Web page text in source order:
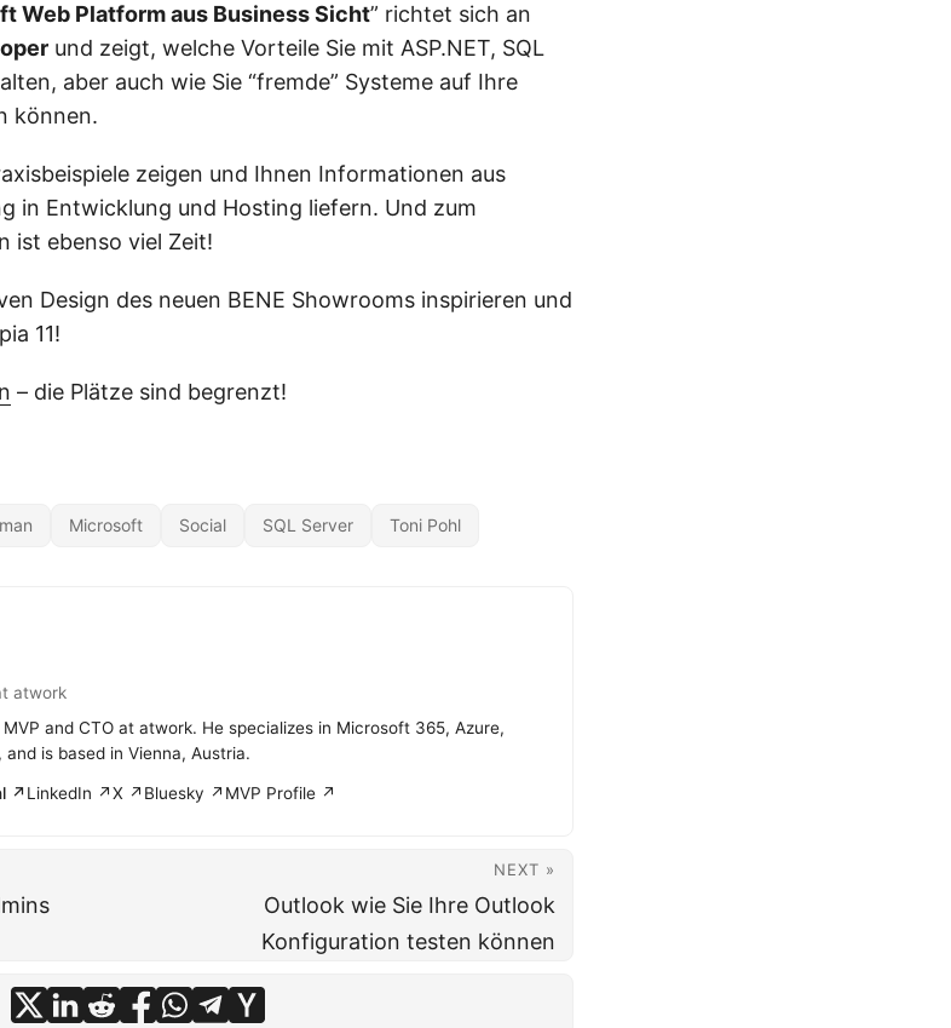
Web Platform aus Business Sicht” richtet sich an
und zeigt, welche Vorteile Sie mit ASP.NET, SQL
aber auch wie Sie “fremde” Systeme auf Ihre
können.
zeigen und Ihnen Informationen aus
in Entwicklung und Hosting liefern. Und zum
ist ebenso viel Zeit!
Design des neuen BENE Showrooms inspirieren und
11!
– die Plätze sind begrenzt!
Microsoft Social SQL Server Toni Pohl
atwork
and CTO at atwork. He specializes in Microsoft 365, Azure,
is based in Vienna, Austria.
↗LinkedIn ↗X ↗ Bluesky ↗ MVP Profile ↗
NEXT »
Outlook wie Sie Ihre Outlook
Konfiguration testen können